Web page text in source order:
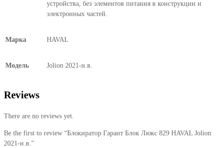
устройства, без элементов питания в конструкции и
электронных частей.
Марка HAVAL
Модель Jolion 2021-н.в.
Reviews
There are no reviews yet.
Be the first to review “Блокиратор Гарант Блок Люкс 829 HAVAL Jolion
2021-н.в.”